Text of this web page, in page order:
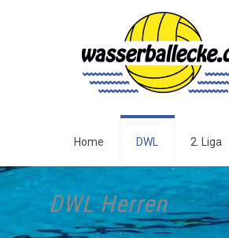
Home DWL 2. Liga
DWL Herren